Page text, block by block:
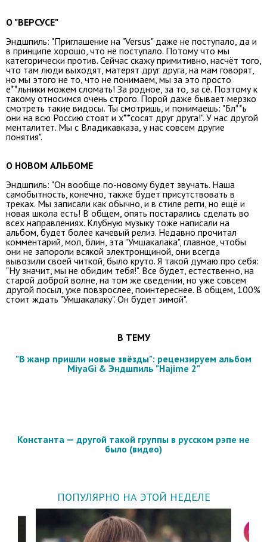
О "ВЕРСУСЕ"
Эндшпиль: "Приглашение на "Versus" даже не поступало, да и
в принципе хорошо, что не поступало. Потому что мы
категорически против. Сейчас скажу примитивно, насчёт того,
что там люди выходят, матерят друг друга, на мам говорят,
но мы этого не то, что не понимаем, мы за это просто
е**льники можем сломать! За родное, за то, за сё. Поэтому к
такому относимся очень строго. Порой даже бывает мерзко
смотреть такие видосы. Ты смотришь, и понимаешь: "Бл**ь
они на всю Россию стоят и х**сосят друг друга!". У нас другой
менталитет. Мы с Владикавказа, у нас совсем другие
понятия".
О НОВОМ АЛЬБОМЕ
Эндшпиль: "Он вообще по-новому будет звучать. Наша
самобытность, конечно, также будет присутствовать в
треках. Мы записали как обычно, и в стиле регги, но ещё и
новая школа есть! В общем, опять постарались сделать во
всех направлениях. Клубную музыку тоже написали на
альбом, будет более качевый релиз. Недавно прочитал
комментарий, мол, блин, эта "Умшакалака", главное, чтобы
они не запороли всякой электронщиной, они всегда
вывозили своей читкой, было круто. Я такой думаю про себя:
"Ну значит, мы не обидим тебя!". Все будет, естественно, на
старой доброй волне, на том же сведении, но уже совсем
другой посыл, уже повзрослее, поинтереснее. В общем, 100%
стоит ждать "Умшакалаку". Он будет зимой".
В ТЕМУ
"В жанр пришли новые звёзды": рецензируем альбом
MiyaGi & Эндшпиль "Hajime 2"
Константа — другой такой группы в русском рэпе не
было (видео)
ПОПУЛЯРНО НА ЭТОЙ НЕДЕЛЕ